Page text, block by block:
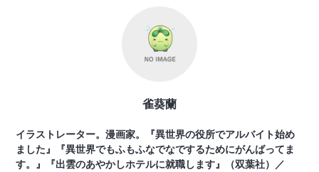
雀葵蘭
イラストレーター。漫画家。『異世界の役所でアルバイト始め
ました』『異世界でもふもふなでなでするためにがんばってま
す。』『出雲のあやかしホテルに就職します』（双葉社）／